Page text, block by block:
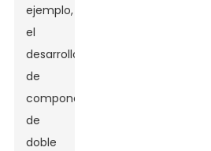
ejemplo,
el
desarrollo
de
componentes
de
doble